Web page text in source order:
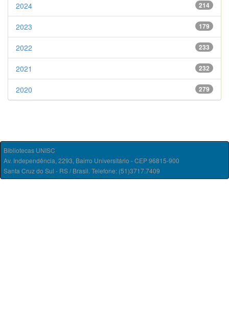
214
2024
179
2023
233
2022
232
2021
279
2020
Bibliotecas UNISC
Av. Independência, 2293, Bairro Universitário - CEP 96815-900
Santa Cruz do Sul - RS / Brasil. Telefone: (51)3717.7409